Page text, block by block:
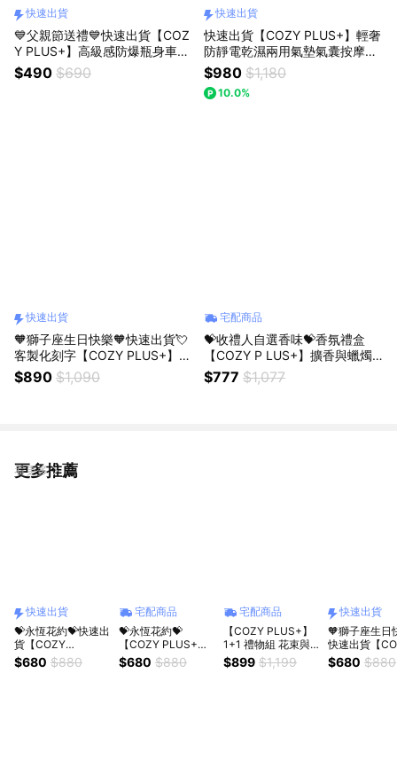
快速出貨
💙父親節送禮💙快速出貨【COZ
Y PLUS+】高級感防爆瓶身車載
香薰擴香150ml MAR04 #FRA1
07 質感香氛 擴香 禮物 交換禮
$490 $690
快速出貨
快速出貨【COZY PLUS+】輕奢
防靜電乾濕兩用氣墊氣囊按摩梳
禮盒組APR23#CP0192 禮物 生
日禮物 交換禮 母親節禮物
$980 $1,180
10.0%
快速出貨
🧡獅子座生日快樂🧡快速出貨💘
客製化刻字【COZY PLUS+】可
愛美式獅子毛絨玩偶MAR04#CP
3010 床頭靠墊 娃娃 床上抱枕
$890 $1,090
宅配商品
💝收禮人自選香味💝香氛禮盒
【COZY P LUS+】擴香與蠟燭
花束精美禮盒 #FRA110 西苔擴
香 香薰 花束 擴香 肥皂花 禮物
$777 $1,077
更多推薦
看更多
快速出貨
💝永恆花約💝快速出
貨【COZY
PLUS+】浪漫凡爾
賽紅玫瑰香皂花束
$680 $880
宅配商品
💝永恆花約💝
【COZY PLUS+】
優雅白玫瑰香皂花束
(附提
$680 $880
宅配商品
【COZY PLUS+】
1+1 禮物組 花束與
玩偶吊飾 情人節禮
物 女朋友禮物 閨蜜
$899 $1,199
快速出貨
🧡獅子座生日
快速出貨【
PLUS+】高
層色玫瑰香皂
$680 $880